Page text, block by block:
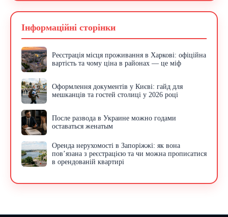
Інформаційні сторінки
Реєстрація місця проживання в Харкові: офіційна
вартість та чому ціна в районах — це міф
Оформлення документів у Києві: гайд для
мешканців та гостей столиці у 2026 році
После развода в Украине можно годами
оставаться женатым
Оренда нерухомості в Запоріжжі: як вона
пов’язана з реєстрацією та чи можна прописатися
в орендованій квартирі